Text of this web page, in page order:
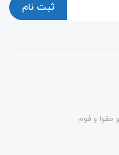
ثبت نام
مقوا و فوم